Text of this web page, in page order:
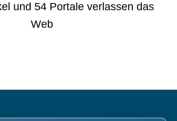
und 54 Portale verlassen das
Web